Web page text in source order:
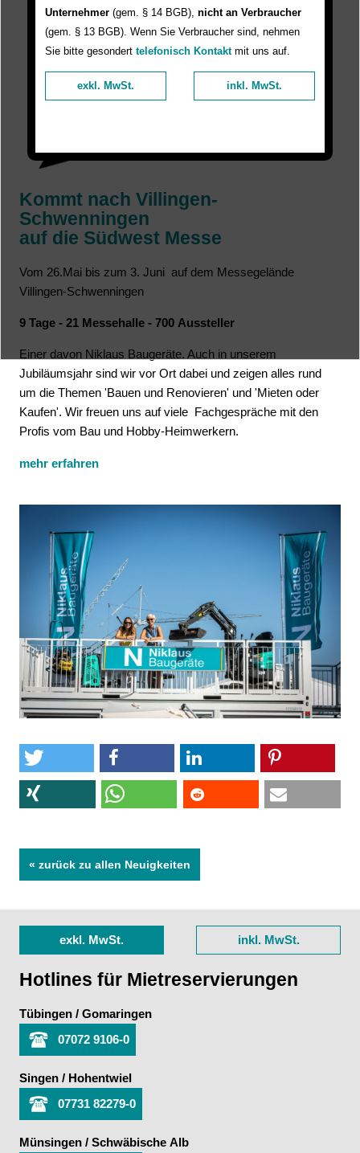
Kommt nach Villingen-
Schwenningen
auf die Südwest Messe
Vom 26.Mai bis zum 3. Juni auf dem Messegelände
Villingen-Schwenningen
9 Tage - 21 Messehalle - 700 Aussteller
Einer davon Niklaus Baugeräte. Auch in unserem
Jubiläumsjahr sind wir vor Ort dabei und zeigen alles rund
um die Themen 'Bauen und Renovieren' und 'Mieten oder
Kaufen'. Wir freuen uns auf viele Fachgespräche mit den
Profis vom Bau und Hobby-Heimwerkern.
mehr erfahren
« zurück zu allen Neuigkeiten
exkl. MwSt. inkl. MwSt.
Hotlines für Mietreservierungen
Tübingen / Gomaringen
07072 9106-0
Singen / Hohentwiel
07731 82279-0
Münsingen / Schwäbische Alb
Unternehmer (gem. § 14 BGB), nicht an Verbraucher
(gem. § 13 BGB). Wenn Sie Verbraucher sind, nehmen
Sie bitte gesondert telefonisch Kontaktmit uns auf.
exkl. MwSt. inkl. MwSt.